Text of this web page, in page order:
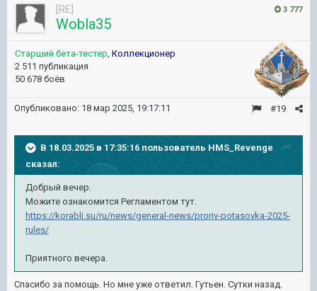
3 777
[RE]
Wobla35
Старший бета-тестер, Коллекционер
2 511 публикация
50 678 боёв
#19
Опубликовано: 18 мар 2025, 19:17:11
В 18.03.2025 в 17:35:16 пользователь HMS_Revenge
сказал:
Добрый вечер.
Можите ознакомится Регламентом тут.
https://korabli.su/ru/news/general-news/proriv-potasovka-2025-
rules/
Приятного вечера.
Спасибо за помощь. Но мне уже ответил. Гутьен. Сутки назад.